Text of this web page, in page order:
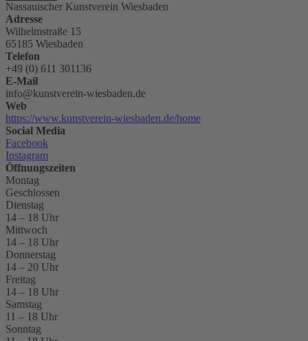
Nassauischer Kunstverein Wiesbaden
Adresse
Wilhelmstraße 15
65185 Wiesbaden
Telefon
+49 (0) 611 301136
E-Mail
info@kunstverein-wiesbaden.de
Web
https://www.kunstverein-wiesbaden.de/home
Social Media
Facebook
Instagram
Öffnungszeiten
Montag
Geschlossen
Dienstag
14 – 18 Uhr
Mittwoch
14 – 18 Uhr
Donnerstag
14 – 20 Uhr
Freitag
14 – 18 Uhr
Samstag
11 – 18 Uhr
Sonntag